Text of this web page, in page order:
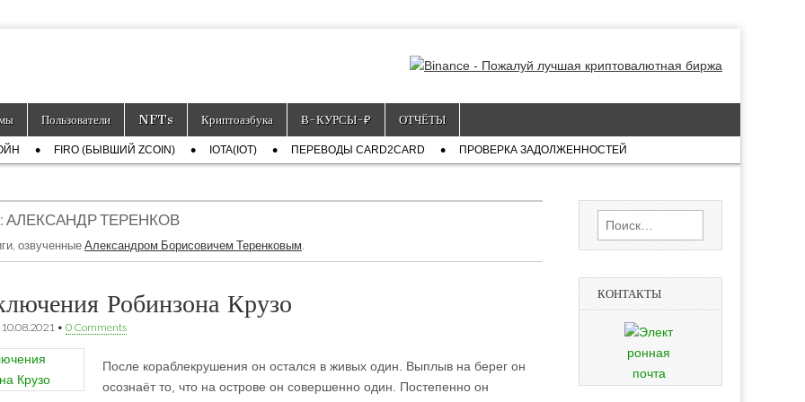
Пользователи NFTs Криптоазбука Ƀ-КУРСЫ-₽ ОТЧЁТЫ
FIRO (БЫВШИЙ ZCOIN) IOTA(IOT) ПЕРЕВОДЫ CARD2CARD ПРОВЕРКА ЗАДОЛЖЕННОСТЕЙ
АЛЕКСАНДР ТЕРЕНКОВ
озвученныеАлександром Борисовичем Теренковым.
Робинзона Крузо
10.08.2021 • 0 Comments
После кораблекрушения он остался в живых один. Выплыв на берег он
осознаёт то, что на острове он совершенно один. Постепенно он
Найти:
КОНТАКТЫ